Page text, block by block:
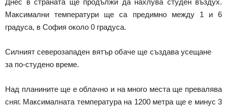
Днес в страната ще продължи да нахлува студен въздух.
Максимални температури ще са предимно между 1 и 6
градуса, в София около 0 градуса.
Силният северозападен вятър обаче ще създава усещане
за по-студено време.
Над планините ще е облачно и на много места ще превалява
сняг. Максималната температура на 1200 метра ще е минус 3